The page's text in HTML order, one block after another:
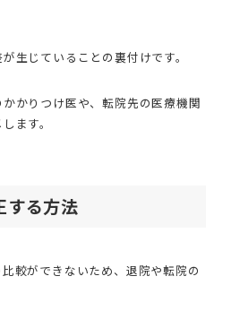
生じていることの裏付けです。
かりつけ医や、転院先の医療機関
ます。
する方法
較ができないため、退院や転院の